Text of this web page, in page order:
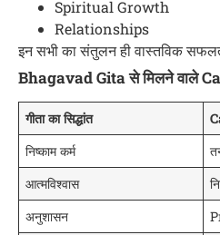
Spiritual Growth
Relationships
इन सभी का संतुलन ही वास्तविक
Bhagavad Gita से मिलने वाले
गीता का सिद्धांत
निष्काम कर्म
आत्मविश्वास
अनुशासन